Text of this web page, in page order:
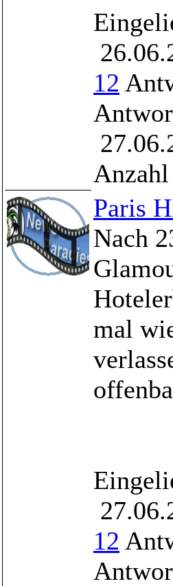
12
Paris
Nach
mal
12